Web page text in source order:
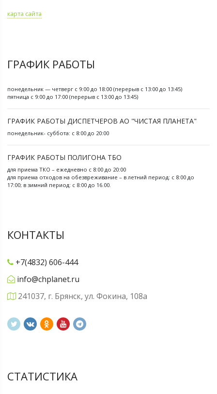
карта сайта
ГРАФИК РАБОТЫ
понедельник — четверг с 9:00 до 18:00 (перерыв с 13:00 до 13:45)
пятница с 9:00 до 17:00 (перерыв с 13:00 до 13:45)
ГРАФИК РАБОТЫ ДИСПЕТЧЕРОВ АО "ЧИСТАЯ ПЛАНЕТА"
понедельник- суббота: с 8:00 до 20:00
ГРАФИК РАБОТЫ ПОЛИГОНА ТБО
для приема ТКО – ежедневно с 8:00 до 20:00
для приема отходов на обезвреживание – в летний период: с 8:00 до
17:00; в зимний период: с 8:00 до 16.00.
КОНТАКТЫ
+7(4832) 606-444
info@chplanet.ru
241037, г. Брянск, ул. Фокина, 108а
СТАТИСТИКА